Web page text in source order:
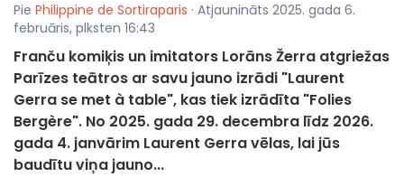
Pie Philippine de Sortiraparis · Atjaunināts 2025. gada 6.
februāris, plksten 16:43
Franču komiķis un imitators Lorāns Žerra atgriežas
Parīzes teātros ar savu jauno izrādi "Laurent
Gerra se met à table", kas tiek izrādīta "Folies
Bergère". No 2025. gada 29. decembra līdz 2026.
gada 4. janvārim Laurent Gerra vēlas, lai jūs
baudītu viņa jauno...